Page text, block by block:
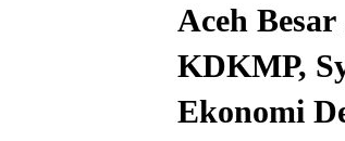
Aceh
KDKMP,
Ekonomi